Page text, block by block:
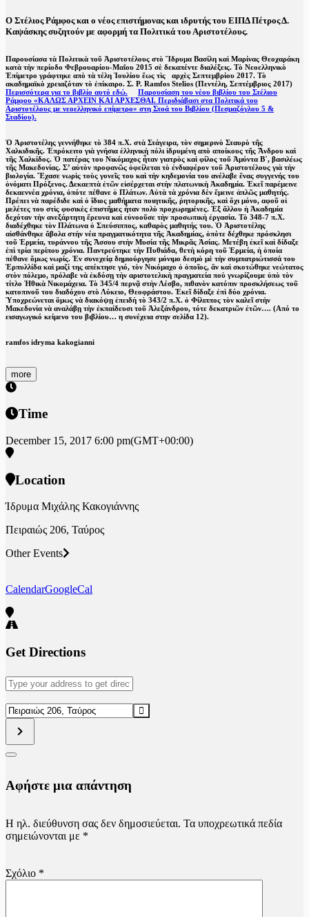
Ο Στέλιος Ράμφος και ο νέος επιστήμονας και ιδρυτής του ΕΙΠΔ Πέτρος Δ.
Καψάσκης συζητούν με αφορμή τα Πολιτικά του Αριστοτέλους.
Παρουσίασα τὰ Πολιτικὰ τοῦ Ἁριστοτέλους στὸ Ἵδρυμα Βασίλη καὶ Μαρίνας Θεοχαράκη
κατὰ τὴν περίοδο Φεβρουαρίου-Μαΐου 2015 σὲ δεκαπέντε διαλέξεις. Τὸ Νεοελληνικὸ
Ἐπίμετρο γράφτηκε απὸ τὰ τέλη Ἰουλίου ἕως τὶς αρχὲς Σεπτεμβρίου 2017. Τὸ
ακαδημαϊκὸ χρειαζόταν τὸ ἐπίκαιρο. Σ. Ρ. Ramfos Stelios (Πεντέλη, Σεπτέμβριος 2017)
Περισσότερα για το βιβλίο αυτό εδώ.
Παρουσίαση του νέου βιβλίου του Στέλιου
Ράμφου «ΚΑΛΩΣ ΑΡΧΕΙΝ ΚΑΙ ΑΡΧΕΣΘΑΙ. Περιδιάβασι στα Πολιτικά του
Αριστοτέλους με νεοελληνικό επίμετρο» στη Στοά του Βιβλίου (Πεσμαζόγλου 5 &
Σταδίου).
Ὁ Ἁριστοτέλης γεννήθηκε τὸ 384 π.Χ. στὰ Στάγειρα, τὸν σημερινὸ Σταυρὸ τῆς
Χαλκιδικῆς. Ἐπρόκειτο γιὰ γνήσια ἑλληνικὴ πόλι ἱδρυμένη απὸ αποίκους τῆς Ἄνδρου καὶ
τῆς Χαλκίδος. Ὁ πατέρας του Νικόμαχος ἦταν γιατρὸς καὶ φίλος τοῦ Ἁμύντα Β΄, βασιλέως
τῆς Μακεδονίας. Σ’ αὐτὸν προφανῶς ὀφείλεται τὸ ἐνδιαφέρον τοῦ Ἁριστοτέλους γιὰ τὴν
βιολογία. Ἔχασε νωρὶς τοὺς γονεῖς του καὶ τὴν κηδεμονία του ανέλαβε ἕνας συγγενής του
ὀνόματι Πρόξενος. Δεκαεπτὰ ἐτῶν εἰσέρχεται στὴν πλατωνικὴ Ἁκαδημία. Ἐκεῖ παρέμεινε
δεκαεννέα χρόνια, ὁπότε πέθανε ὁ Πλάτων. Αὐτὰ τὰ χρόνια δὲν ἔμεινε ἁπλῶς μαθητής.
Πρέπει νὰ παρέδιδε καὶ ὁ ἴδιος μαθήματα ποιητικῆς, ῥητορικῆς, καὶ ὄχι μόνο, αφοῦ οἱ
μελέτες του στὶς φυσικὲς ἐπιστῆμες ἦταν πολὺ προχωρημένες. Ἐξ ἄλλου ἡ Ἁκαδημία
δεχόταν τὴν ανεξάρτητη ἔρευνα καὶ εὐνοοῦσε τὴν προσωπικὴ ἐργασία. Τὸ 348-7 π.Χ.
διαδέχθηκε τὸν Πλάτωνα ὁ Σπεύσιππος, καθαρὸς μαθητής του. Ὁ Ἁριστοτέλης
αἰσθάνθηκε ἄβολα στὴν νέα πραγματικότητα τῆς Ἁκαδημίας, ὁπότε δέχθηκε πρόσκλησι
τοῦ Ἑρμεία, τυράννου τῆς Ἄσσου στὴν Μυσία τῆς Μικρᾶς Ἁσίας. Μετέβη ἐκεῖ καὶ δίδαξε
ἐπὶ τρία περίπου χρόνια. Παντρεύτηκε τὴν Πυθιάδα, θετὴ κόρη τοῦ Ἑρμεία, ἡ ὁποία
πέθανε ὅμως νωρίς. Ἐν συνεχείᾳ δημιούργησε μόνιμο δεσμὸ μὲ τὴν συμπατριώτισσά του
Ἑρπυλλίδα καὶ μαζί της απέκτησε γιό, τὸν Νικόμαχο ὁ ὁποῖος, ἂν καὶ σκοτώθηκε νεώτατος
στὸν πόλεμο, πρόλαβε νὰ ἐκδόσῃ τὴν αριστοτελικὴ πραγματεία ποὺ γνωρίζουμε ὑπὸ τὸν
τίτλο Ἠθικὰ Νικομάχεια. Τὸ 345/4 περνᾷ στὴν Λέσβο, πιθανὸν κατόπιν προσκλήσεως τοῦ
κατοπινοῦ του διαδόχου στὸ Λύκειο, Θεοφράστου. Ἐκεῖ δίδαξε ἐπὶ δύο χρόνια.
Ὑποχρεώνεται ὅμως νὰ διακόψῃ ἐπειδὴ τὸ 343/2 π.Χ. ὁ Φίλιππος τὸν καλεῖ στὴν
Μακεδονία νὰ αναλάβῃ τὴν ἐκπαίδευσι τοῦ Ἁλεξάνδρου, τότε δεκατριῶν ἐτῶν…. (Από το
εισαγωγικό κείμενο του βιβλίου… η συνέχεια στην σελίδα 12).
ramfos idryma kakogianni
more
Time
December 15, 2017 6:00 pm(GMT+00:00)
Location
Ίδρυμα Μιχάλης Κακογιάννης
Πειραιώς 206, Ταύρος
Other Events
CalendarGoogleCal
Get Directions
Address
-
Ο
Στέλιος
Ράμφος
στο
Ιδρυμα
Κακογιάννης
[83rMDGpki]
Destination
Address
Ο
Στέλιος
στο
Ιδρυμα
Κακογιάννης
[Hns5qyxdH]
Αφήστε μια απάντηση
Η ηλ. διεύθυνση σας δεν δημοσιεύεται. Τα υποχρεωτικά πεδία
σημειώνονται με *
Σχόλιο *